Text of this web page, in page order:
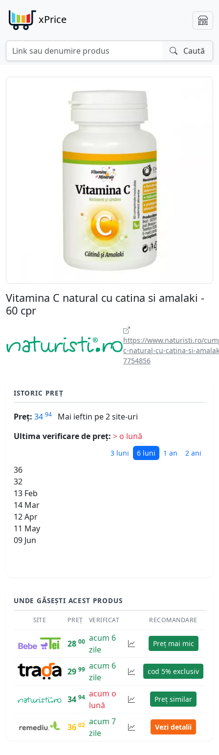
xPrice
Caută
Vitamina C natural cu catina si amalaki -
60 cpr
https://www.naturisti.ro/
c-natural-cu-catina-si-
7754856
ISTORIC PREȚ
Preț: 34 94
Mai ieftin pe 2 site-uri
Ultima verificare de preț: > o lună
3 luni 6 luni 1 an 2 ani
36
32
13 Feb
14 Mar
12 Apr
11 May
09 Jun
UNDE GĂSEȘTI ACEST PRODUS
SITE PREȚ VERIFICAT RECOMANDARE
28 00 acum 6
zile
Preț mai mic
29 99 acum 6
zile
cod 5% exclusiv
34 94 acum o
lună
Preț similar
36 02 acum 7
zile
Vezi detalii